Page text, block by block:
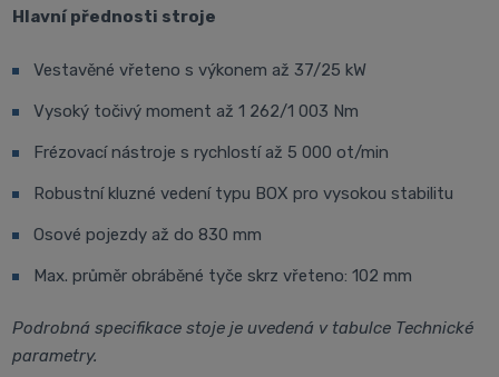
Hlavní přednosti stroje
Vestavěné vřeteno s výkonem až 37/25 kW
Vysoký točivý moment až 1 262/1 003 Nm
Frézovací nástroje s rychlostí až 5 000 ot/min
Robustní kluzné vedení typu BOX pro vysokou stabilitu
Osové pojezdy až do 830 mm
Max. průměr obráběné tyče skrz vřeteno: 102 mm
Podrobná specifikace stoje je uvedená v tabulce Technické
parametry.